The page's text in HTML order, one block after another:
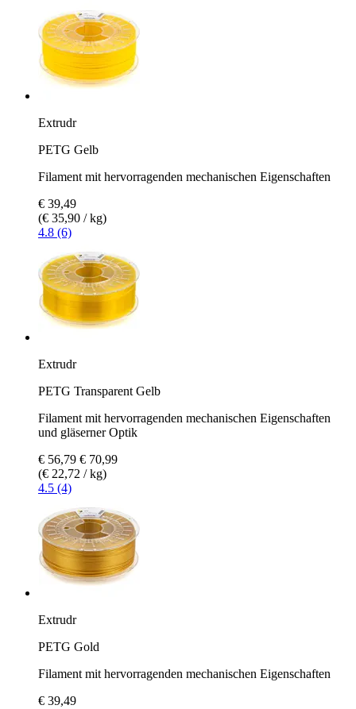
Extrudr
PETG Gelb
Filament mit hervorragenden mechanischen Eigenschaften
€ 39,49
(€ 35,90 / kg)
4.8 (6)
Extrudr
PETG Transparent Gelb
Filament mit hervorragenden mechanischen Eigenschaften
und gläserner Optik
€ 56,79 € 70,99
(€ 22,72 / kg)
4.5 (4)
Extrudr
PETG Gold
Filament mit hervorragenden mechanischen Eigenschaften
€ 39,49